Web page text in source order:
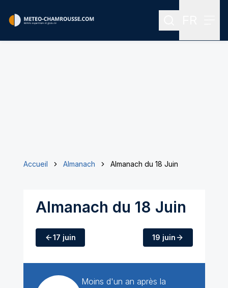
Rechercher
Accueil Almanach Almanach du 18 Juin
Almanach du 18 Juin
17 juin 19 juin
Moins d'un an après la